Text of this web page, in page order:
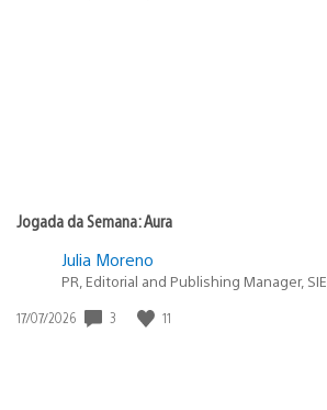
Jogada da Semana: Aura
Julia Moreno
PR, Editorial and Publishing Manager, SIE
Data
17/07/2026 3 11